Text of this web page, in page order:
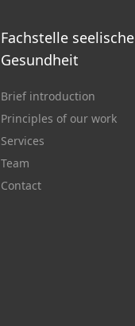
Fachstelle seelische
Gesundheit
Brief introduction
Principles of our work
Services
Team
Contact